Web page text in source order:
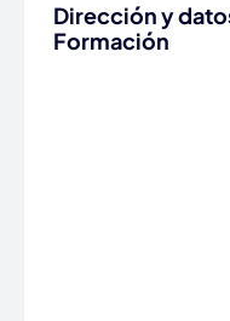
Dirección y
Formación